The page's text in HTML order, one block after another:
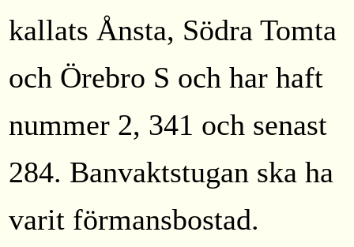
kallats Ånsta, Södra Tomta
och Örebro S och har haft
nummer 2, 341 och senast
284. Banvaktstugan ska ha
varit förmansbostad.